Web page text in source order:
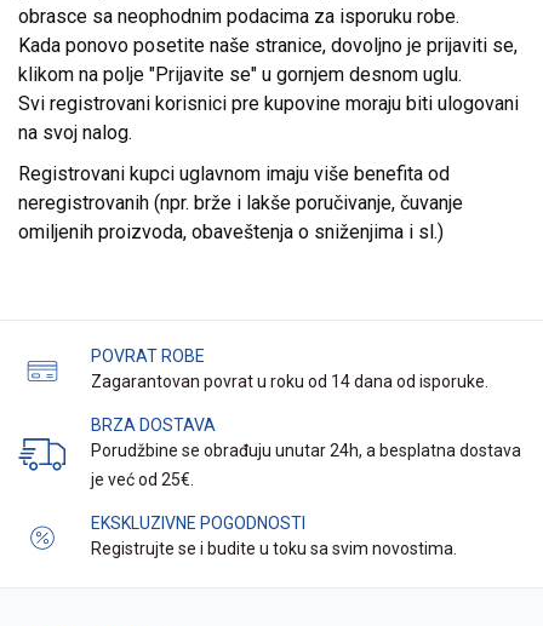
obrasce sa neophodnim podacima za isporuku robe.
Kada ponovo posetite naše stranice, dovoljno je prijaviti se,
klikom na polje "Prijavite se" u gornjem desnom uglu.
Svi registrovani korisnici pre kupovine moraju biti ulogovani
na svoj nalog.
Registrovani kupci uglavnom imaju više benefita od
neregistrovanih (npr. brže i lakše poručivanje, čuvanje
omiljenih proizvoda, obaveštenja o sniženjima i sl.)
POVRAT ROBE
Zagarantovan povrat u roku od 14 dana od isporuke.
BRZA DOSTAVA
Porudžbine se obrađuju unutar 24h, a besplatna dostava
je već od 25€.
EKSKLUZIVNE POGODNOSTI
Registrujte se i budite u toku sa svim novostima.